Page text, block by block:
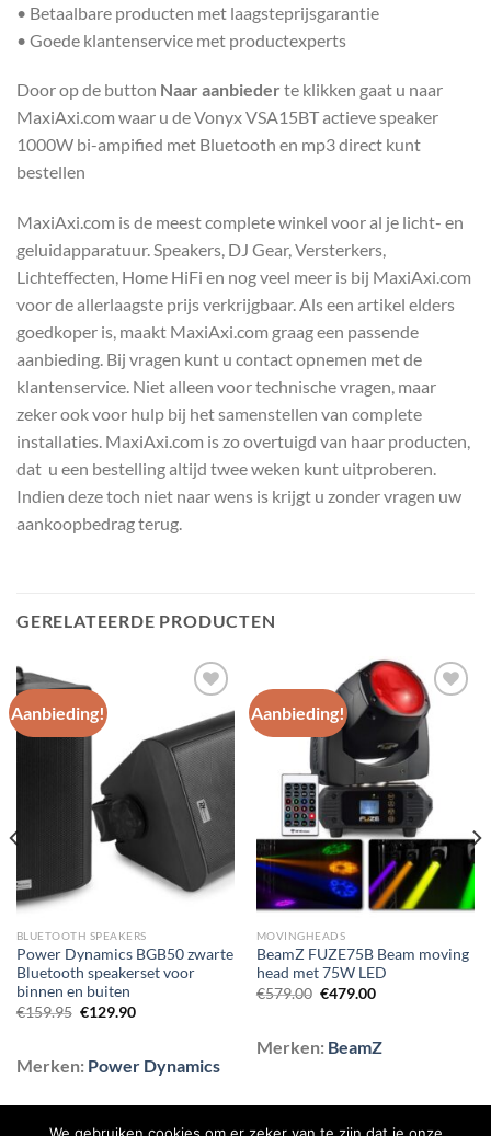
• Betaalbare producten met laagsteprijsgarantie
• Goede klantenservice met productexperts
Door op de button Naar aanbieder te klikken gaat u naar
MaxiAxi.com waar u de Vonyx VSA15BT actieve speaker
1000W bi-ampified met Bluetooth en mp3 direct kunt
bestellen
MaxiAxi.com is de meest complete winkel voor al je licht- en
geluidapparatuur. Speakers, DJ Gear, Versterkers,
Lichteffecten, Home HiFi en nog veel meer is bij MaxiAxi.com
voor de allerlaagste prijs verkrijgbaar. Als een artikel elders
goedkoper is, maakt MaxiAxi.com graag een passende
aanbieding. Bij vragen kunt u contact opnemen met de
klantenservice. Niet alleen voor technische vragen, maar
zeker ook voor hulp bij het samenstellen van complete
installaties. MaxiAxi.com is zo overtuigd van haar producten,
dat u een bestelling altijd twee weken kunt uitproberen.
Indien deze toch niet naar wens is krijgt u zonder vragen uw
aankoopbedrag terug.
GERELATEERDE PRODUCTEN
Aanbieding!
Toevoegen
aan
wenslijst
BLUETOOTH SPEAKERS
Power Dynamics BGB50 zwarte
Bluetooth speakerset voor
binnen en buiten
€159.95 Oorspronkelijke
€129.90Huidige
Merken: Power Dynamics
Aanbieding!
Toevoegen
aan
wenslijst
MOVINGHEADS
BeamZ FUZE75B Beam moving
head met 75W LED
€579.00 Oorspronkelijke
€479.00Huidige
Merken: BeamZ